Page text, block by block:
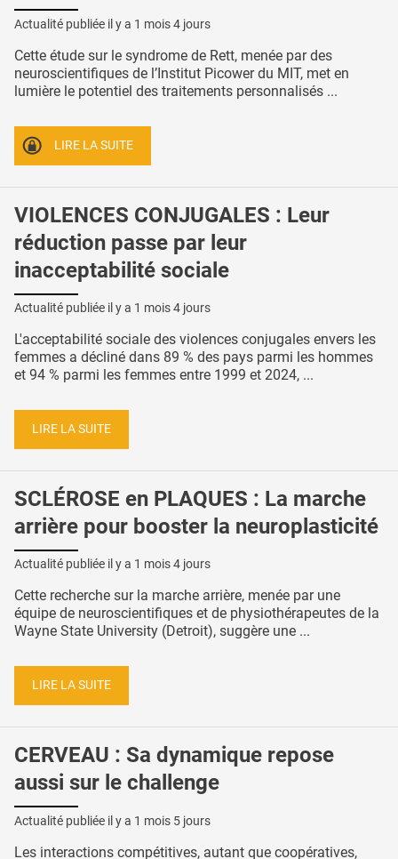
Actualité publiée il y a 1 mois 4 jours
Cette étude sur le syndrome de Rett, menée par des
neuroscientifiques de l’Institut Picower du MIT, met en
lumière le potentiel des traitements personnalisés ...
LIRE LA SUITE
VIOLENCES CONJUGALES : Leur
réduction passe par leur
inacceptabilité sociale
Actualité publiée il y a 1 mois 4 jours
L'acceptabilité sociale des violences conjugales envers les
femmes a décliné dans 89 % des pays parmi les hommes
et 94 % parmi les femmes entre 1999 et 2024, ...
LIRE LA SUITE
SCLÉROSE en PLAQUES : La marche
arrière pour booster la neuroplasticité
Actualité publiée il y a 1 mois 4 jours
Cette recherche sur la marche arrière, menée par une
équipe de neuroscientifiques et de physiothérapeutes de la
Wayne State University (Detroit), suggère une ...
LIRE LA SUITE
CERVEAU : Sa dynamique repose
aussi sur le challenge
Actualité publiée il y a 1 mois 5 jours
Les interactions compétitives, autant que coopératives,